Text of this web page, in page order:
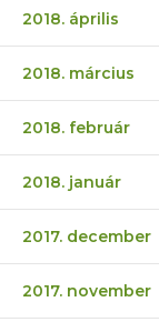
2018. április
2018. március
2018. február
2018. január
2017. december
2017. november